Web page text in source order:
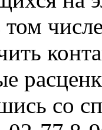
со